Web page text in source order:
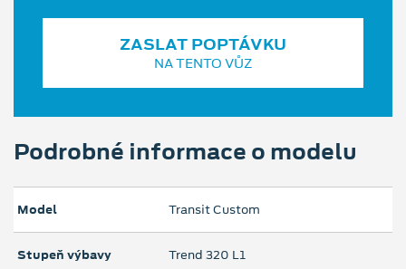
ZASLAT POPTÁVKU
NA TENTO VŮZ
Podrobné informace o modelu
Model Transit Custom
Stupeň výbavy Trend 320 L1